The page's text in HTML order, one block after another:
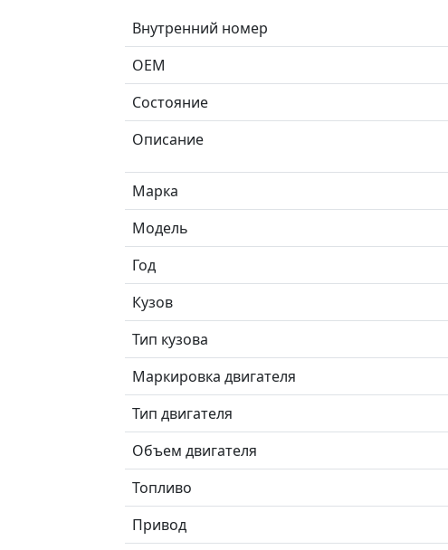
Внутренний номер
ОЕМ
Состояние
Описание
Марка
Модель
Год
Кузов
Тип кузова
Маркировка двигателя
Тип двигателя
Объем двигателя
Топливо
Привод